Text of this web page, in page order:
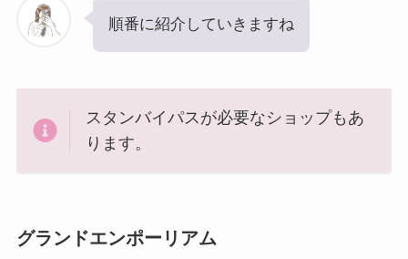
順番に紹介していきますね
スタンバイパスが必要なショップもあ
ります。
グランドエンポーリアム